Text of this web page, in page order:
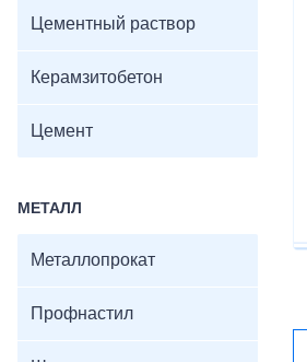
Цементный раствор
Керамзитобетон
Цемент
МЕТАЛЛ
Металлопрокат
Профнастил